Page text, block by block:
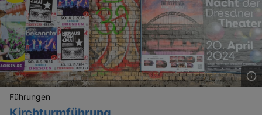
Führungen